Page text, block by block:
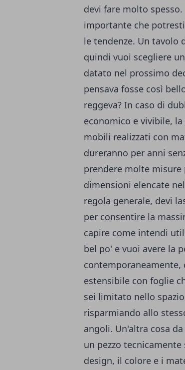
devi fare molto
importante che
le tendenze. Un tavolo
quindi vuoi scegliere
datato nel prossimo
pensava fosse così
reggeva? In caso di
economico e vivibile,
mobili realizzati con
dureranno per anni
prendere molte
dimensioni elencate
regola generale, devi
per consentire la
capire come intendi
bel po' e vuoi avere la
contemporaneamente,
estensibile con foglie
sei limitato nello
risparmiando allo
angoli. Un'altra cosa
un pezzo
design, il colore e i